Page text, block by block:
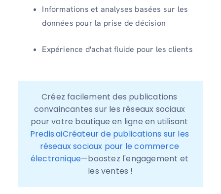
Informations et analyses basées sur les
données pour la prise de décision
Expérience d'achat fluide pour les clients
Créez facilement des publications
convaincantes sur les réseaux sociaux
Predis.aiCréateur de publications sur les
réseaux sociaux pour le commerce
électronique—boostez l'engagement et
les ventes !